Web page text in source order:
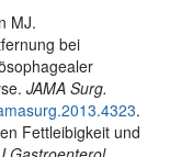
MJ.
bei
JAMA Surg.
.
Fettleibigkeit und